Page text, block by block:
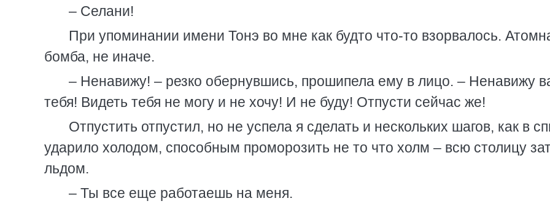
– Селани!
При упоминании имени Тонэ во мне как будто что-то взорвалось.
бомба, не иначе.
– Ненавижу! – резко обернувшись, прошипела ему в лицо. – Ненавижу
тебя! Видеть тебя не могу и не хочу! И не буду! Отпусти сейчас же!
Отпустить отпустил, но не успела я сделать и нескольких шагов, как в
ударило холодом, способным проморозить не то что холм – всю столицу
льдом.
– Ты все еще работаешь на меня.